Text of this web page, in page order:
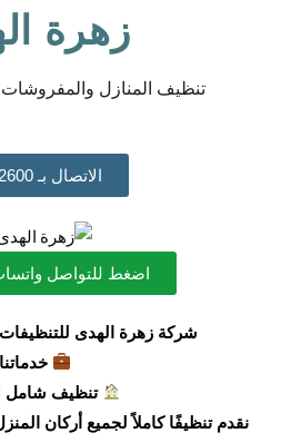
زهرة
تنظيف المنازل
الاتصال بـ 33022600
اضغط للتواصل واتساب
شركة زهرة الهدى
تنظيف شامل
نقدم تنظيفًا كاملاً لجميع أركان